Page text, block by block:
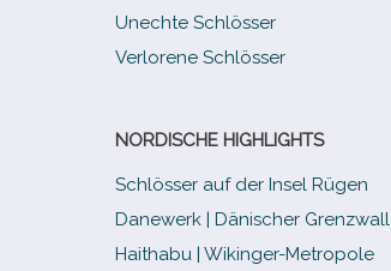
Unechte Schlösser
Verlorene Schlösser
NORDISCHE HIGHLIGHTS
Schlösser auf der Insel Rügen
Danewerk | Dänischer Grenzwall
Haithabu | Wikinger-Metropole